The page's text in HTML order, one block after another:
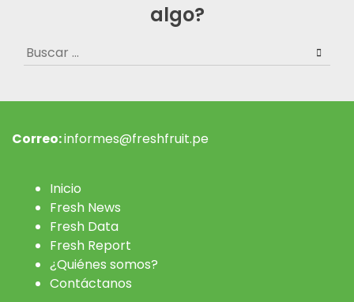
algo?
Buscar:
Correo:informes@freshfruit.pe
Inicio
Fresh News
Fresh Data
Fresh Report
¿Quiénes somos?
Contáctanos